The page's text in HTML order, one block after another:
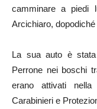
camminare a piedi
Arcichiaro,
La sua auto è
Perrone nei boschi
erano attivati
Carabinieri e